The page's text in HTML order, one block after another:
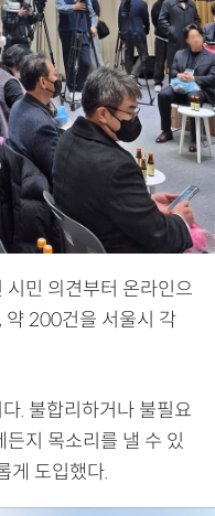
민 의견부터 온라인으
약 200건을 서울시 각
. 불합리하거나 불필요
지 목소리를 낼 수 있
게 도입했다.